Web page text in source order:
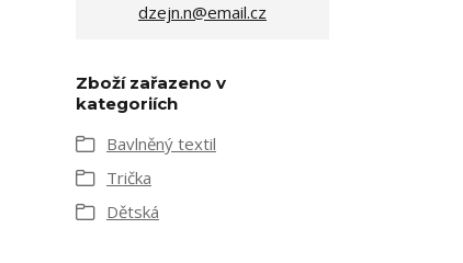
dzejn.n@email.cz
Zboží zařazeno v
kategoriích
Bavlněný textil
Trička
Dětská